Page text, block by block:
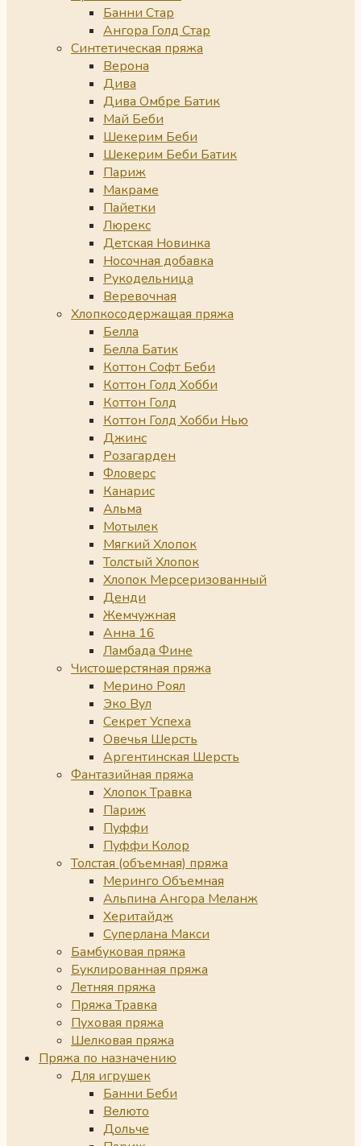
Банни Стар
Ангора Голд Стар
Синтетическая пряжа
Верона
Дива
Дива Омбре Батик
Май Беби
Шекерим Беби
Шекерим Беби Батик
Париж
Макраме
Пайетки
Люрекс
Детская Новинка
Носочная добавка
Рукодельница
Веревочная
Хлопкосодержащая пряжа
Белла
Белла Батик
Коттон Софт Беби
Коттон Голд Хобби
Коттон Голд
Коттон Голд Хобби Нью
Джинс
Розагарден
Фловерс
Канарис
Альма
Мотылек
Мягкий Хлопок
Толстый Хлопок
Хлопок Мерсеризованный
Денди
Жемчужная
Анна 16
Ламбада Фине
Чистошерстяная пряжа
Мерино Роял
Эко Вул
Секрет Успеха
Овечья Шерсть
Аргентинская Шерсть
Фантазийная пряжа
Хлопок Травка
Париж
Пуффи
Пуффи Колор
Толстая (объемная) пряжа
Меринго Объемная
Альпина Ангора Меланж
Херитайдж
Суперлана Макси
Бамбуковая пряжа
Буклированная пряжа
Летняя пряжа
Пряжа Травка
Пуховая пряжа
Шелковая пряжа
Пряжа по назначению
Для игрушек
Банни Беби
Велюто
Дольче